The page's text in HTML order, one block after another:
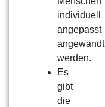
individuell
angepasst
angewandt
werden.
Es
gibt
die